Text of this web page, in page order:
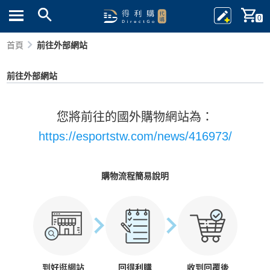
0
首頁 前往外部網站
前往外部網站
您將前往的國外購物網站為：
https://esportstw.com/news/416973/
購物流程簡易說明